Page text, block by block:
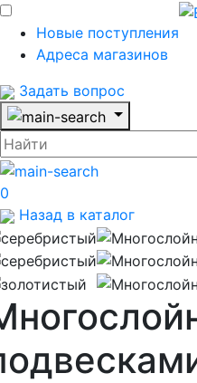
Новые поступления
Адреса магазинов
Задать вопрос
0
Назад в каталог